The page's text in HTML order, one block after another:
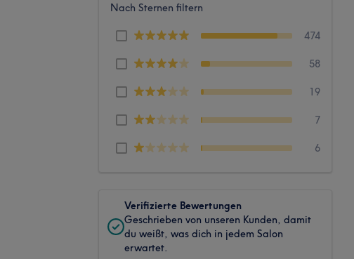
Nach Sternen filtern
474
58
19
7
6
Verifizierte Bewertungen
Geschrieben von unseren Kunden, damit
du weißt, was dich in jedem Salon
erwartet.